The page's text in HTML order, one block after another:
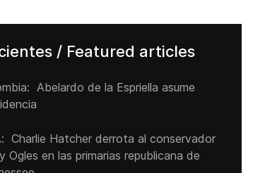
/ Featured articles
Abelardo de la Espriella asume
Charlie Hatcher derrota al conservador
Ogles en las primarias republicana de